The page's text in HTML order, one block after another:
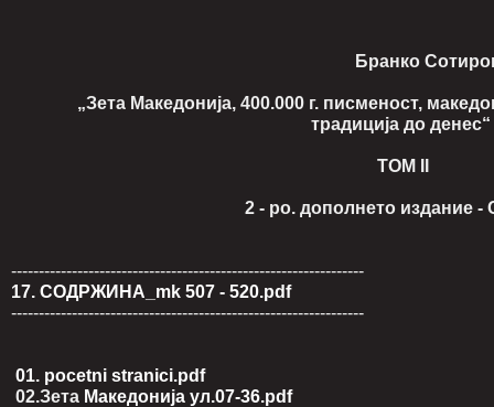
Бранко
„Зета Македонија, 400.000 г. писменост,
традиција до денес“
ТОМ II
2 - ро. дополнето издание - Скопје
----------------------------------------------------------------
17. СОДРЖИНА_mk 507 - 520.pdf
----------------------------------------------------------------
01. pocetni stranici.pdf
02.Зета Македонија ул.07-36.pdf